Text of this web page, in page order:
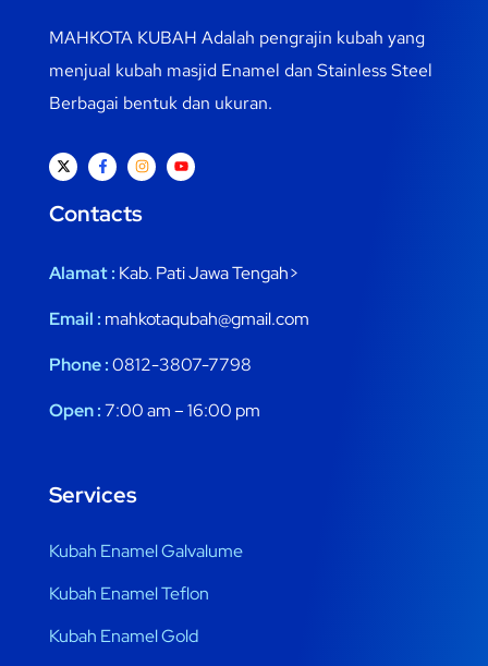
MAHKOTA KUBAH Adalah pengrajin kubah yang
menjual kubah masjid Enamel dan Stainless Steel
Berbagai bentuk dan ukuran.
Contacts
Alamat : Kab. Pati Jawa Tengah>
Email : mahkotaqubah@gmail.com
Phone :0812-3807-7798
Open :7:00 am – 16:00 pm
Services
Kubah Enamel Galvalume
Kubah Enamel Teflon
Kubah Enamel Gold